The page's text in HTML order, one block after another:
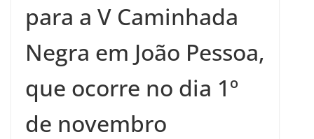
para a V Caminhada
Negra em João Pessoa,
que ocorre no dia 1º
de novembro